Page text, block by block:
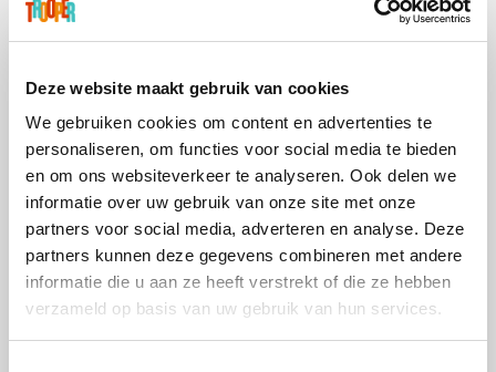
Deze website maakt gebruik van cookies
We gebruiken cookies om content en advertenties te
personaliseren, om functies voor social media te bieden
en om ons websiteverkeer te analyseren. Ook delen we
informatie over uw gebruik van onze site met onze
partners voor social media, adverteren en analyse. Deze
partners kunnen deze gegevens combineren met andere
informatie die u aan ze heeft verstrekt of die ze hebben
verzameld op basis van uw gebruik van hun services.
Sarenza Interhome Schiesser Bolt Energie